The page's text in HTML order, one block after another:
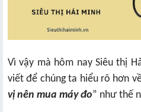
Vì vậy mà hôm nay Siêu thị
viết để chúng ta hiểu rõ hơn
vị nên mua máy đo” như thế